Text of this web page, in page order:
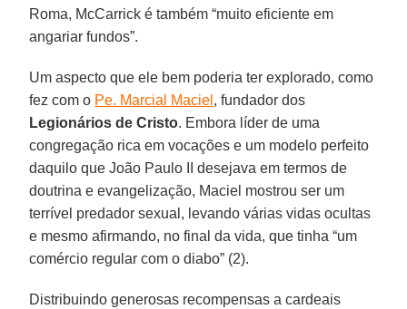
Roma, McCarrick é também “muito eficiente em
angariar fundos”.
Um aspecto que ele bem poderia ter explorado, como
fez com o Pe. Marcial Maciel , fundador dos
Legionários de Cristo. Embora líder de uma
congregação rica em vocações e um modelo perfeito
daquilo que João Paulo II desejava em termos de
doutrina e evangelização, Maciel mostrou ser um
terrível predador sexual, levando várias vidas ocultas
e mesmo afirmando, no final da vida, que tinha “um
comércio regular com o diabo” (2).
Distribuindo generosas recompensas a cardeais